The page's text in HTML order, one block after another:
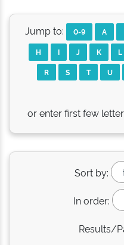
Jump to: 0-9 A
H
I J K L
R
S T U
or enter first few
Sort by:
In order:
Results/